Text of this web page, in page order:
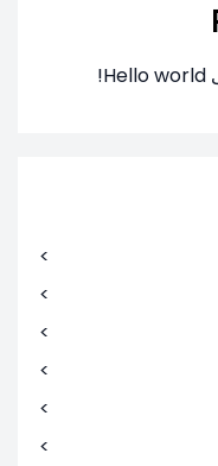
Hello world!